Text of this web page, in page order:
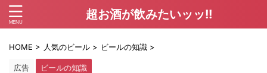
超お酒が飲みたいッッ!!
HOME > 人気のビール > ビールの知識 >
広告 ビールの知識